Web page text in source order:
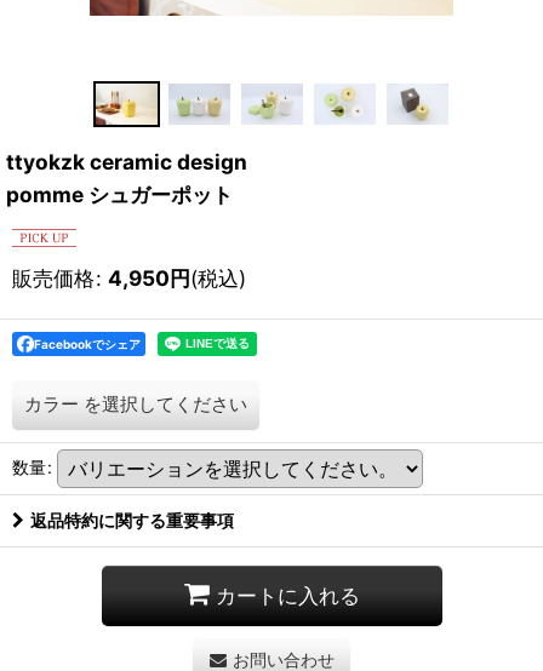
ttyokzk ceramic design
pomme シュガーポット
販売価格: 4,950円(税込)
Facebookでシェア
カラー を選択してください
数量:
返品特約に関する重要事項
カートに入れる
お問い合わせ